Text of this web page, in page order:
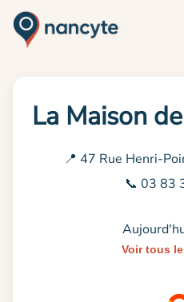
La Maison
📍 47 Rue Henri-
📞 03 83
Voir tous